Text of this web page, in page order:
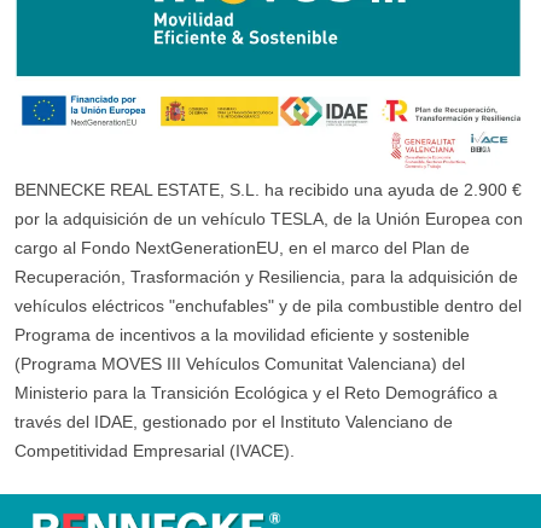
BENNECKE REAL ESTATE, S.L. ha recibido una ayuda de 2.900 €
por la adquisición de un vehículo TESLA, de la Unión Europea con
cargo al Fondo NextGenerationEU, en el marco del Plan de
Recuperación, Trasformación y Resiliencia, para la adquisición de
vehículos eléctricos "enchufables" y de pila combustible dentro del
Programa de incentivos a la movilidad eficiente y sostenible
(Programa MOVES III Vehículos Comunitat Valenciana) del
Ministerio para la Transición Ecológica y el Reto Demográfico a
través del IDAE, gestionado por el Instituto Valenciano de
Competitividad Empresarial (IVACE).